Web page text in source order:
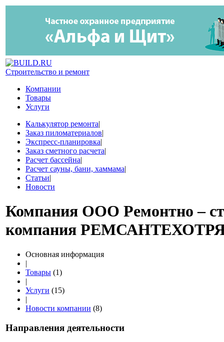
Строительство и ремонт
Компании
Товары
Услуги
Калькулятор ремонта|
Заказ пиломатериалов|
Экспресс-планировка|
Заказ сметного расчета|
Расчет бассейна|
Расчет сауны, бани, хаммама|
Статьи|
Новости
Компания ООО Ремонтно –
компания
Основная информация
|
Товары (1)
|
Услуги (15)
|
Новости компании (8)
Направления деятельности